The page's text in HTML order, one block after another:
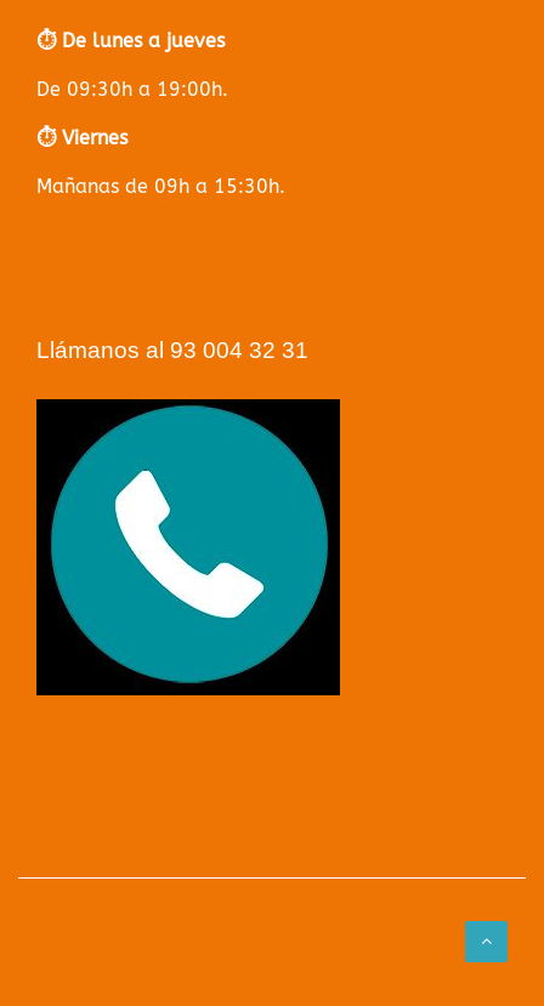
⏱️ De lunes a jueves
De 09:30h a 19:00h.
⏱️ Viernes
Mañanas de 09h a 15:30h.
Llámanos al 93 004 32 31